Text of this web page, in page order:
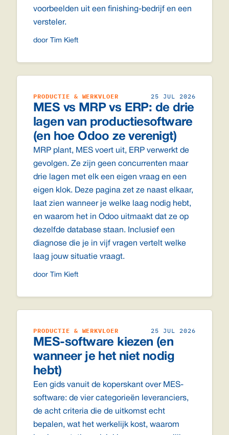
voorbeelden uit een finishing-bedrijf en een
versteler.
door Tim Kieft
PRODUCTIE & WERKVLOER 25 JUL 2026
MES vs MRP vs ERP: de drie
lagen van productiesoftware
(en hoe Odoo ze verenigt)
MRP plant, MES voert uit, ERP verwerkt de
gevolgen. Ze zijn geen concurrenten maar
drie lagen met elk een eigen vraag en een
eigen klok. Deze pagina zet ze naast elkaar,
laat zien wanneer je welke laag nodig hebt,
en waarom het in Odoo uitmaakt dat ze op
dezelfde database staan. Inclusief een
diagnose die je in vijf vragen vertelt welke
laag jouw situatie vraagt.
door Tim Kieft
PRODUCTIE & WERKVLOER 25 JUL 2026
MES-software kiezen (en
wanneer je het niet nodig
hebt)
Een gids vanuit de koperskant over MES-
software: de vier categorieën leveranciers,
de acht criteria die de uitkomst echt
bepalen, wat het werkelijk kost, waarom